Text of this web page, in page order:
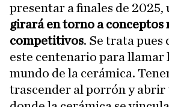
presentar a finales de 2025,
girará en torno a conceptos
competitivos. Se trata pues
este centenario para llamar
mundo de la cerámica.
trascender al porrón y abrir